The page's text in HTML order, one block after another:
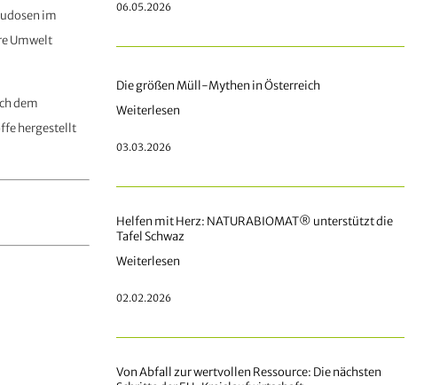
im
Umwelt
dem
hergestellt
06.05.2026
Die größen Müll-Mythen in Österreich
Weiterlesen
03.03.2026
Helfen mit Herz: NATURABIOMAT® unterstützt die
Tafel Schwaz
Weiterlesen
02.02.2026
Von Abfall zur wertvollen Ressource: Die nächsten